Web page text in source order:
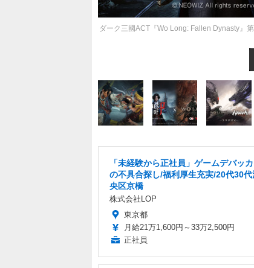
ダーク三國ACT『Wo Long: Fallen Dynasty』
「未経験から正社員」ゲームデバッ
の不具合探し/福利厚生充実/20代30代
央区京橋
株式会社LOP
東京都
月給21万1,600円～33万2,500円
正社員